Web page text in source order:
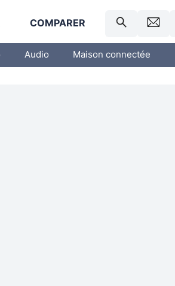
COMPARER
Audio Maison connectée